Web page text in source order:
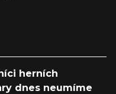
herních
dnes neumíme